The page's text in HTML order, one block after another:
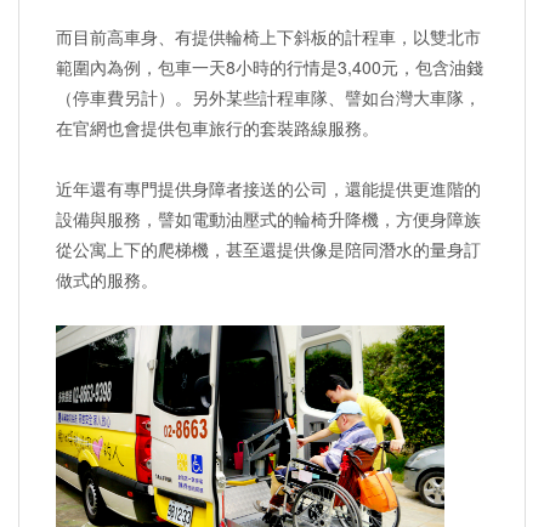
而目前高車身、有提供輪椅上下斜板的計程車，以雙北市
範圍內為例，包車一天8小時的行情是3,400元，包含油錢
（停車費另計）。另外某些計程車隊、譬如台灣大車隊，
在官網也會提供包車旅行的套裝路線服務。
近年還有專門提供身障者接送的公司，還能提供更進階的
設備與服務，譬如電動油壓式的輪椅升降機，方便身障族
從公寓上下的爬梯機，甚至還提供像是陪同潛水的量身訂
做式的服務。